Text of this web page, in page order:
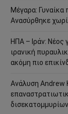
Μέγαρα:
Ανασύρθηκε
ΗΠΑ – Ιράν: Νέος
ιρανική
ακόμη πιο
Ανάλυση Andrew